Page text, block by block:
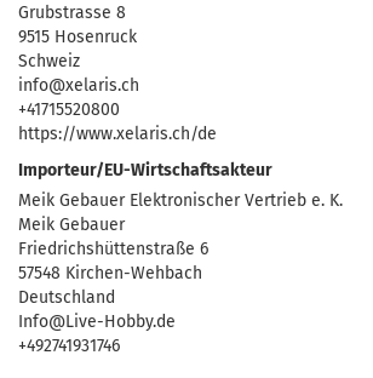
Grubstrasse 8
9515 Hosenruck
Schweiz
info@xelaris.ch
+41715520800
https://www.xelaris.ch/de
Importeur/EU-Wirtschaftsakteur
Meik Gebauer Elektronischer Vertrieb e. K.
Meik Gebauer
Friedrichshüttenstraße 6
57548 Kirchen-Wehbach
Deutschland
Info@Live-Hobby.de
+492741931746